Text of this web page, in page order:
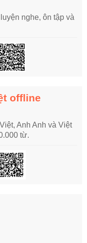
nghe, ôn tập và
offline
Anh Anh và Việt
từ.